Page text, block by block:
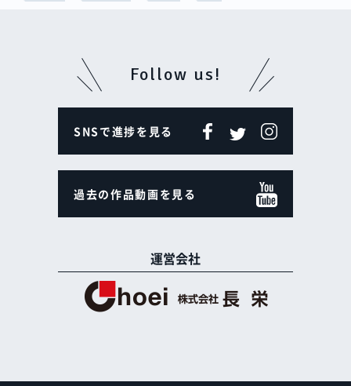
Follow us!
SNSで進捗を見る
過去の作品動画を見る
運営会社